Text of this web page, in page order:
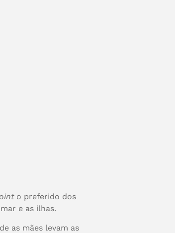
o preferido dos
e as ilhas.
as mães levam as